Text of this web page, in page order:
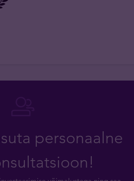
personaalne